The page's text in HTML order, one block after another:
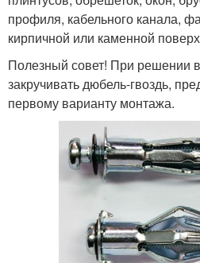
профиля, кабельного канала,
кирпичной или каменной
Полезный совет! При решении
закручивать дюбель-гвоздь,
первому варианту монтажа.